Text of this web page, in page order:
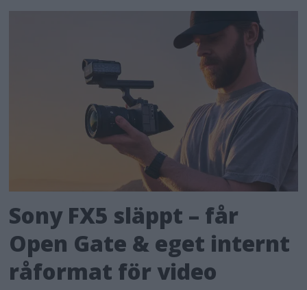
Sony FX5 släppt – får
Open Gate & eget internt
råformat för video